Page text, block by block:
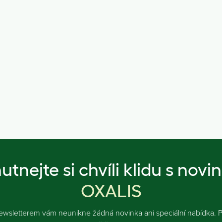
si chvíli klidu s
OXALIS
vám neunikne žádná novinka ani speciální nabídka.